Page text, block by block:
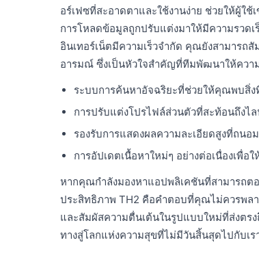
อร์เฟซที่สะอาดตาและใช้งานง่าย ช่วยให้ผู้ใช้
การโหลดข้อมูลถูกปรับแต่งมาให้มีความรวด
อินเทอร์เน็ตมีความเร็วจำกัด คุณยังสามารถ
อารมณ์ ซึ่งเป็นหัวใจสำคัญที่ทีมพัฒนาให้ควา
ระบบการค้นหาอัจฉริยะที่ช่วยให้คุณพบสิ่ง
การปรับแต่งโปรไฟล์ส่วนตัวที่สะท้อนถึง
รองรับการแสดงผลความละเอียดสูงที่ถน
การอัปเดตเนื้อหาใหม่ๆ อย่างต่อเนื่องเพื่
หากคุณกำลังมองหาแอปพลิเคชันที่สามารถต
ประสิทธิภาพ TH2 คือคำตอบที่คุณไม่ควรพลา
และสัมผัสความตื่นเต้นในรูปแบบใหม่ที่ส่งตร
ทางสู่โลกแห่งความสุขที่ไม่มีวันสิ้นสุดไปกับเร